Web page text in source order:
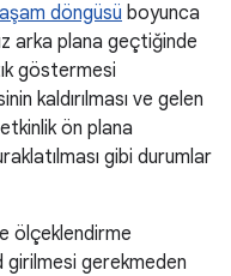
döngüsü boyunca
arka plana geçtiğinde
göstermesi
kaldırılması ve gelen
ön plana
gibi durumlar
ölçeklendirme
girilmesi gerekmeden